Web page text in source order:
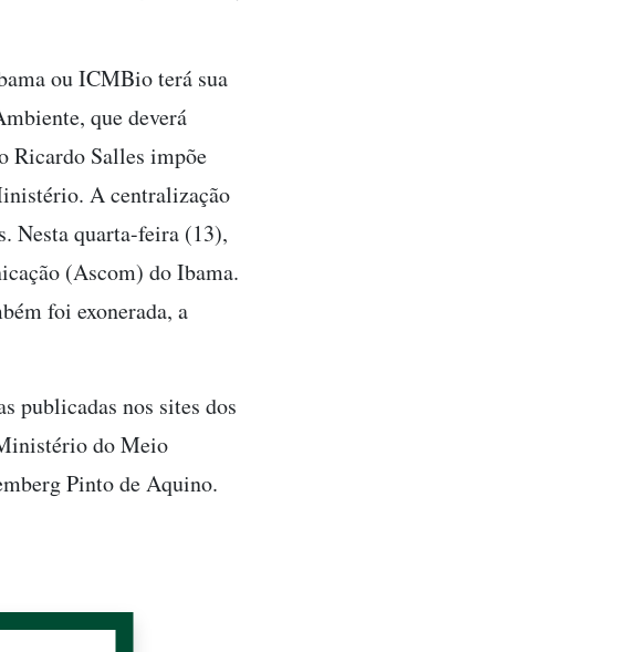
ou ICMBio terá sua
que deverá
Ricardo Salles impõe
A centralização
Nesta quarta-feira (13),
(Ascom) do Ibama.
foi exonerada, a
publicadas nos sites dos
do Meio
Pinto de Aquino.